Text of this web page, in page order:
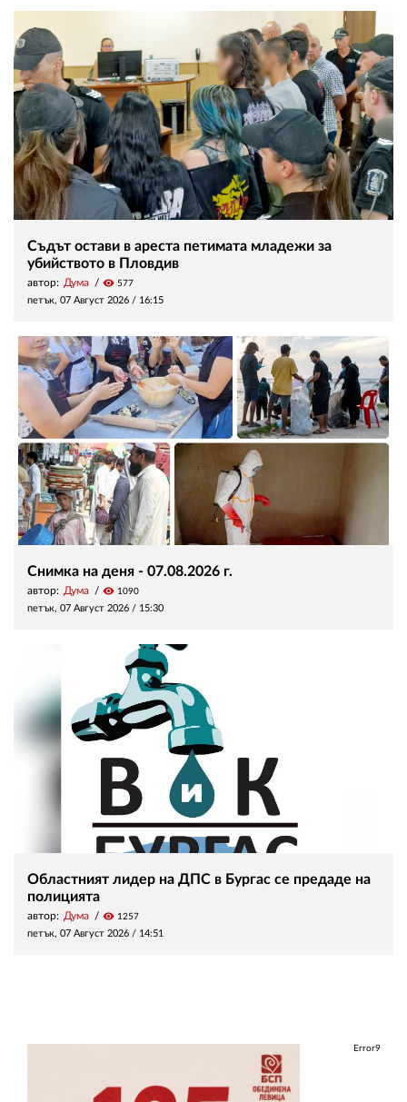
Съдът остави в ареста петимата младежи за
убийството в Пловдив
автор: Дума visibility 577
петък, 07 Август 2026 / 16:15
Снимка на деня - 07.08.2026 г.
автор: Дума visibility 1090
петък, 07 Август 2026 / 15:30
Областният лидер на ДПС в Бургас се предаде на
полицията
автор: Дума visibility 1257
петък, 07 Август 2026 / 14:51
Error9